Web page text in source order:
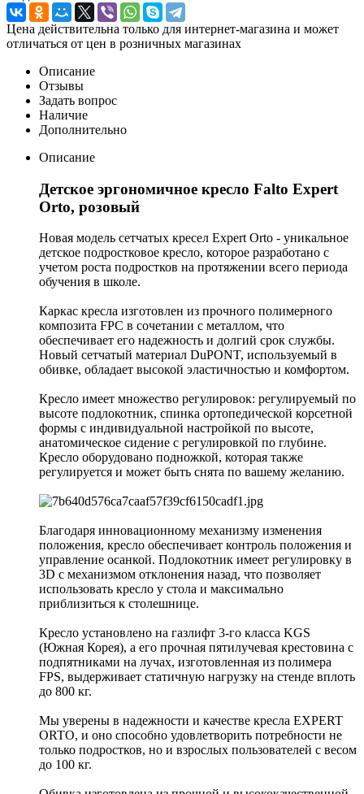
Цена действительна только для интернет-магазина и может
отличаться от цен в розничных магазинах
Описание
Отзывы
Задать вопрос
Наличие
Дополнительно
Описание
Детское эргономичное кресло Falto Expert
Orto, розовый
Новая модель сетчатых кресел Expert Orto - уникальное
детское подростковое кресло, которое разработано с
учетом роста подростков на протяжении всего периода
обучения в школе.
Каркас кресла изготовлен из прочного полимерного
композита FPC в сочетании с металлом, что
обеспечивает его надежность и долгий срок службы.
Новый сетчатый материал DuPONT, используемый в
обивке, обладает высокой эластичностью и комфортом.
Кресло имеет множество регулировок: регулируемый по
высоте подлокотник, спинка ортопедической корсетной
формы с индивидуальной настройкой по высоте,
анатомическое сидение с регулировкой по глубине.
Кресло оборудовано подножкой, которая также
регулируется и может быть снята по вашему желанию.
Благодаря инновационному механизму изменения
положения, кресло обеспечивает контроль положения и
управление осанкой. Подлокотник имеет регулировку в
3D с механизмом отклонения назад, что позволяет
использовать кресло у стола и максимально
приблизиться к столешнице.
Кресло установлено на газлифт 3-го класса KGS
(Южная Корея), а его прочная пятилучевая крестовина с
подпятниками на лучах, изготовленная из полимера
FPS, выдерживает статичную нагрузку на стенде вплоть
до 800 кг.
Мы уверены в надежности и качестве кресла EXPERT
ORTO, и оно способно удовлетворить потребности не
только подростков, но и взрослых пользователей с весом
до 100 кг.